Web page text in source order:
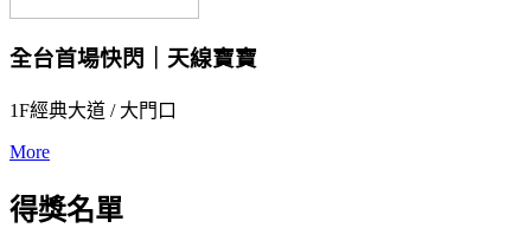
全台首場快閃｜天線寶寶
1F經典大道 / 大門口
More
得獎名單